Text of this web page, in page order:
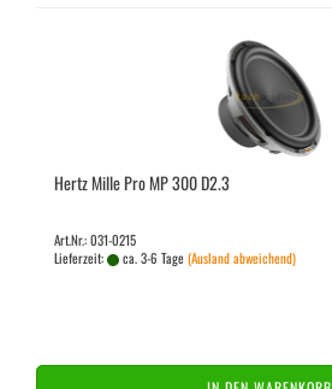
Hertz Mille Pro MP 300 D2.3
Art.Nr.: 031-0215
Lieferzeit:
ca. 3-6 Tage(Ausland abweichend)